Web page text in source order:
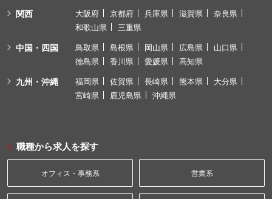
関西 大阪府 京都府 兵庫県 滋賀県
奈良県
和歌山県
三重県
中国・四国 鳥取県 島根県 岡山県 広島県
山口県
徳島県
香川県 愛媛県 高知県
九州・沖縄 福岡県 佐賀県 長崎県 熊本県
大分県
宮崎県
鹿児島県 沖縄県
職種から求人を探す
オフィス・事務系 営業系